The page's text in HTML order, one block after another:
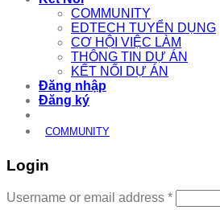
COMMUNITY
EDTECH TUYỂN DỤNG
CƠ HỘI VIỆC LÀM
THÔNG TIN DỰ ÁN
KẾT NỐI DỰ ÁN
Đăng nhập
Đăng ký
COMMUNITY
Login
Username or email address *Required